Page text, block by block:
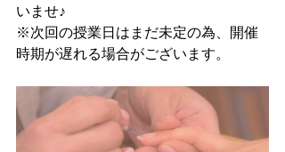
いませ♪
※次回の授業日はまだ未定の為、開催
時期が遅れる場合がございます。